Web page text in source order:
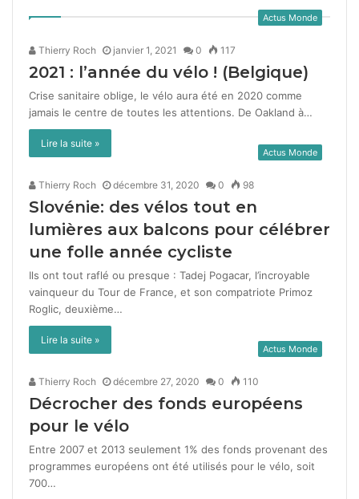
Actus Monde
Thierry Roch janvier 1, 2021 0 117
2021 : l’année du vélo ! (Belgique)
Crise san­i­taire oblige, le vélo aura été en 2020 comme
jamais le cen­tre de toutes les atten­tions. De Oak­land à…
Lire la suite »
Actus Monde
Thierry Roch décembre 31, 2020 0 98
Slovénie: des vélos tout en
lumières aux balcons pour célébrer
une folle année cycliste
Ils ont tout raflé ou presque : Tadej Pogacar, l’incroyable
vain­queur du Tour de France, et son com­pa­tri­ote Pri­moz
Roglic, deux­ième…
Lire la suite »
Actus Monde
Thierry Roch décembre 27, 2020 0 110
Décrocher des fonds européens
pour le vélo
Entre 2007 et 2013 seule­ment 1% des fonds provenant des
pro­grammes européens ont été util­isés pour le vélo, soit
700…